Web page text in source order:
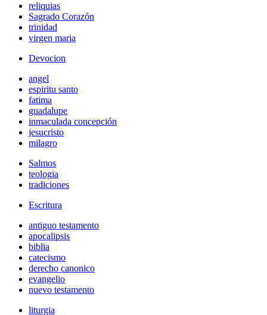
reliquias
Sagrado Corazón
trinidad
virgen maria
Devocion
angel
espiritu santo
fatima
guadalupe
inmaculada concepción
jesucristo
milagro
Salmos
teologia
tradiciones
Escritura
antiguo testamento
apocalipsis
biblia
catecismo
derecho canonico
evangelio
nuevo testamento
liturgia